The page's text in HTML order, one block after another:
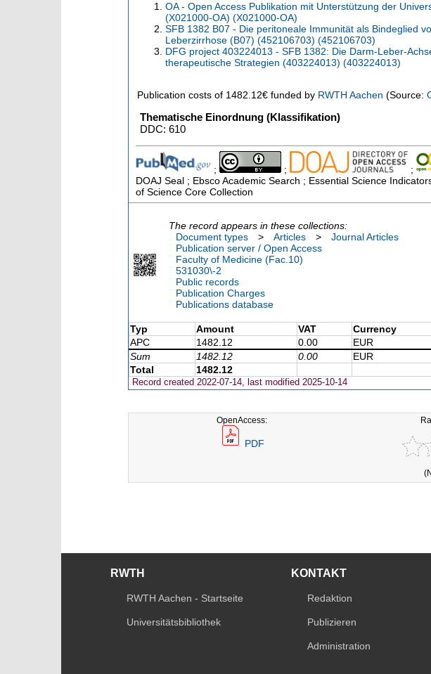
OA - Open Access Publikation mit Unterstützung der
(X021000-OA) (X021000-OA)
SFB 1382 B07 - Die peritoneale Immunität als Bindeglied
Leberzirrhose (B07) (452106703) (452106703)
DFG project 403224013 - SFB 1382: Die Darm-Leber-
therapeutische Strategien (403224013) (403224013)
Publication costs of 1482.12€ funded by RWTH Aachen (Source:
Thematische Einordnung (Klassifikation)
DDC: 610
; ; ;
DOAJ Seal ; Ebsco Academic Search ; Essential Science
of Science Core Collection
The record appears in these collections:
Document types
> Articles >
Journal Articles
Publication server / Open Access
Faculty of Medicine (Fac.10)
531030\-2
Public records
Publication Charges
Publications database
Typ Amount VAT Currency
APC
1482.12 0.00 EUR
Sum
1482.12 0.00
EUR
Total
1482.12
Record created 2022-07-14, last modified 2025-10-14
OpenAccess:
PDF
RWTH
RWTH Aachen - Startseite
Universitätsbibliothek
KONTAKT
Redaktion
Publizieren
Administration